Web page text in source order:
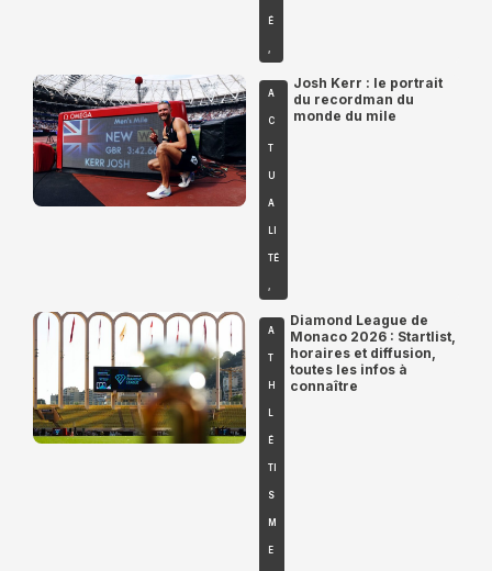
É
A
C
T
U
A
TÉ
Josh Kerr : le portrait
du recordman du
monde du mile
A
T
H
É
TI
S
M
E
Diamond League de
Monaco 2026 : Startlist,
horaires et diffusion,
toutes les infos à
connaître